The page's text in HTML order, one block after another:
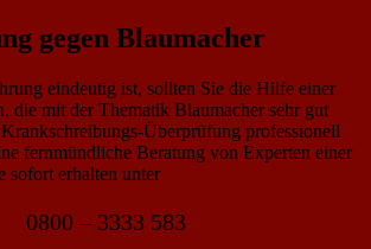
gegen Blaumacher
eindeutig ist, sollten Sie die Hilfe einer
die mit der Thematik Blaumacher sehr gut
Überprüfung professionell
fernmündliche Beratung von Experten einer
sofort erhalten unter
0800 – 3333 583